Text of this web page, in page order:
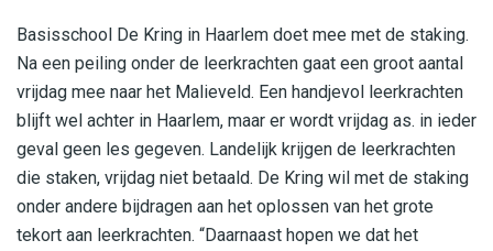
Basisschool De Kring in Haarlem doet mee met de staking.
Na een peiling onder de leerkrachten gaat een groot aantal
vrijdag mee naar het Malieveld. Een handjevol leerkrachten
blijft wel achter in Haarlem, maar er wordt vrijdag as. in ieder
geval geen les gegeven. Landelijk krijgen de leerkrachten
die staken, vrijdag niet betaald. De Kring wil met de staking
onder andere bijdragen aan het oplossen van het grote
tekort aan leerkrachten. “Daarnaast hopen we dat het